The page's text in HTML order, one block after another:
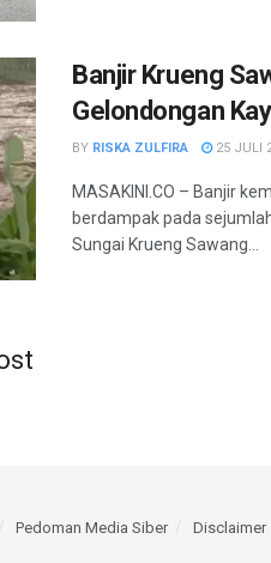
Banjir Krueng
Gelondongan
BY RISKA ZULFIRA 25 JULI
MASAKINI.CO – Banjir
berdampak pada
Sungai Krueng Sawang...
Pedoman Media Siber Disclaimer